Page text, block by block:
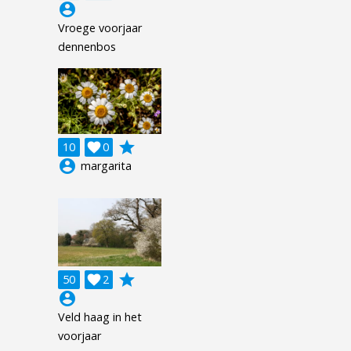
account_circle
Vroege voorjaar
dennenbos
10 0

grade
account_circle margarita
50 2

grade
account_circle
Veld haag in het
voorjaar